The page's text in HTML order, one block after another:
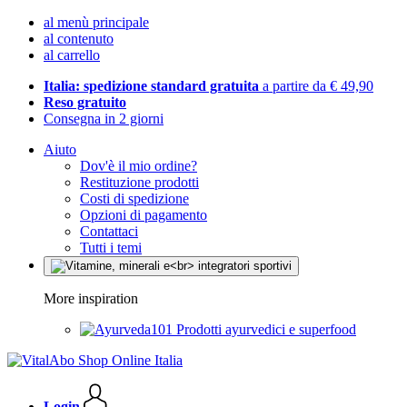
al menù principale
al contenuto
al carrello
Italia: spedizione standard gratuita a partire da € 49,90
Reso gratuito
Consegna in 2 giorni
Aiuto
Dov'è il mio ordine?
Restituzione prodotti
Costi di spedizione
Opzioni di pagamento
Contattaci
Tutti i temi
More inspiration
Prodotti ayurvedici e superfood